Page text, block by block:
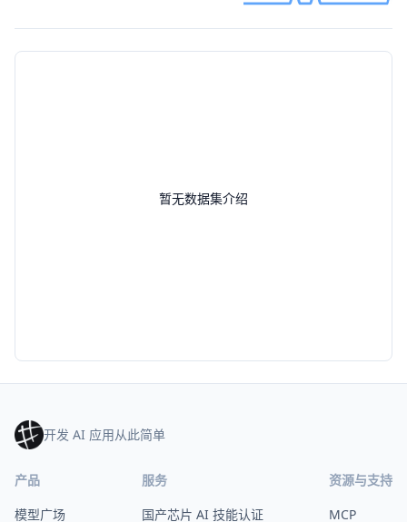
暂无数据集介绍
开发 AI 应用从此简单
产品
模型广场
服务
国产芯片 AI 技能认证
资源与支持
MCP